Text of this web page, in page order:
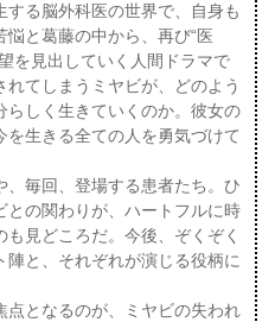
る脳外科医の世界で、自身も
と葛藤の中から、再び“医
を見出していく人間ドラマで
てしまうミヤビが、どのよう
らしく生きていくのか。彼女の
を生きる全ての人を勇気づけて
毎回、登場する患者たち。ひ
との関わりが、ハートフルに時
見どころだ。今後、ぞくぞく
と、それぞれが演じる役柄に
点となるのが、ミヤビの失われ